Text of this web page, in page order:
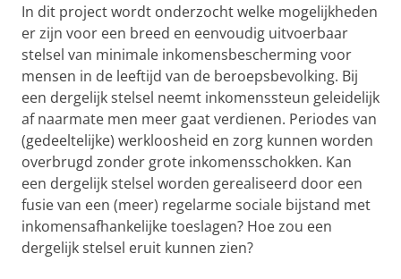
In dit project wordt onderzocht welke mogelijkheden
er zijn voor een breed en eenvoudig uitvoerbaar
stelsel van minimale inkomensbescherming voor
mensen in de leeftijd van de beroepsbevolking. Bij
een dergelijk stelsel neemt inkomenssteun geleidelijk
af naarmate men meer gaat verdienen. Periodes van
(gedeeltelijke) werkloosheid en zorg kunnen worden
overbrugd zonder grote inkomensschokken. Kan
een dergelijk stelsel worden gerealiseerd door een
fusie van een (meer) regelarme sociale bijstand met
inkomensafhankelijke toeslagen? Hoe zou een
dergelijk stelsel eruit kunnen zien?